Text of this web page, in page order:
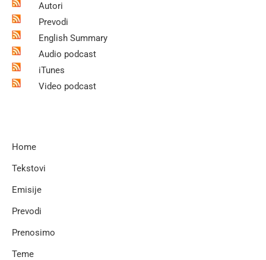
Autori
Prevodi
English Summary
Audio podcast
iTunes
Video podcast
Home
Tekstovi
Emisije
Prevodi
Prenosimo
Teme